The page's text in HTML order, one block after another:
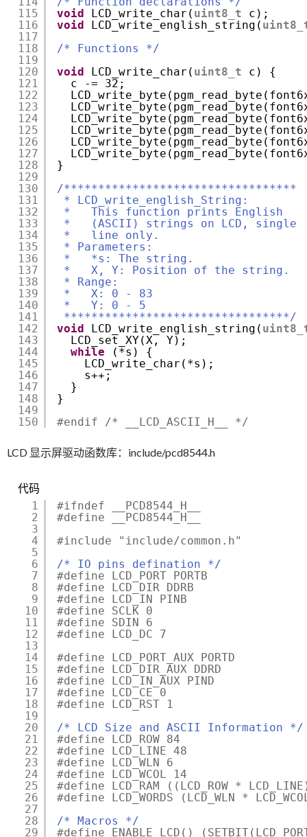
115
116
117
118
119
120
121
122
123
124
125
126
127
128
129
130
131
132
133
134
135
136
137
138
139
140
141
142
143
144
145
146
147
148
149
150
void
LCD_write_char( uint8_t
c);
void
LCD_write_english_string(
/* Functions */
void
LCD_write_char( uint8_t
c) {
c -= 32;
}
/**********************************
* LCD_write_english_String:
*   This function prints English
*   (ASCII) strings on LCD, single
*   line only.
* Parameters:
*   *s: The string.
*   X, Y: Position of the string.
* Range:
*   X: 0 - 83
*   Y: 0 - 5
*********************************/
void
LCD_write_english_string(
LCD_set_XY(X, Y);
while
(*s) {
LCD_write_char(*s);
s++;
}
}
#endif /* __LCD_ASCII_H__ */
LCD 显示屏驱动函数库：include/pcd8544.h
代码
1
2
3
4
5
6
7
8
9
10
11
12
13
14
15
16
17
18
19
20
21
22
23
24
25
26
27
28
29
#ifndef __PCD8544_H__
#define __PCD8544_H__
#include "include/common.h"
/* IO pins defination */
#define LCD_PORT PORTB
#define LCD_DIR DDRB
#define LCD_IN PINB
#define SCLK 0
#define SDIN 6
#define LCD_DC 7
#define LCD_PORT_AUX PORTD
#define LCD_DIR_AUX DDRD
#define LCD_IN_AUX PIND
#define LCD_CE 0
#define LCD_RST 1
/* LCD Size and ASCII Information */
#define LCD_ROW 84
#define LCD_LINE 48
#define LCD_WLN 6
#define LCD_WCOL 14
#define LCD_RAM ((LCD_ROW *
#define LCD_WORDS (LCD_WLN *
/* Macros */
#define ENABLE_LCD()